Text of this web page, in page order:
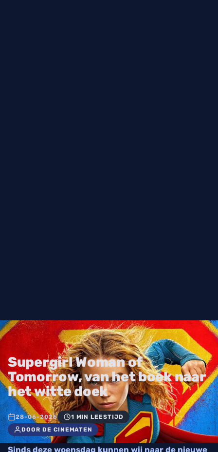
Supergirl Woman of
Tomorrow, van het boek naar
het witte doek
28-06-2026
1 MIN LEESTIJD
DOOR DE CINEMATEN
Sinds deze woensdag kunnen wij naar de nieuwe